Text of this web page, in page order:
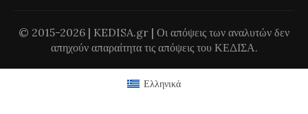
© 2015-2026 | KEDISA.gr | Οι απόψεις των αναλυτών δεν
απηχούν απαραίτητα τις απόψεις του ΚΕΔΙΣΑ.
Ελληνικά